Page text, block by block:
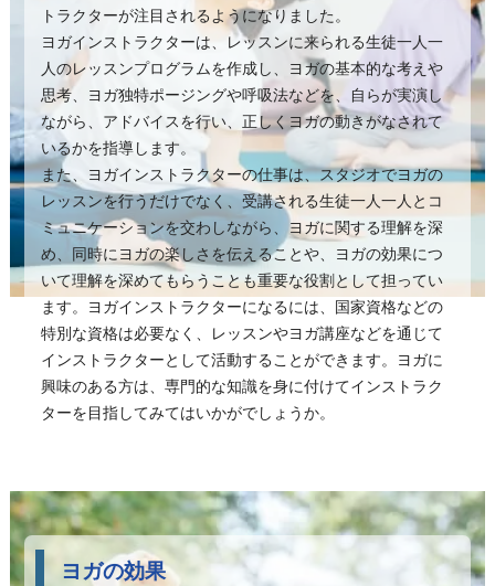
トラクターが注目されるようになりました。
ヨガインストラクターは、レッスンに来られる生徒一人一
人のレッスンプログラムを作成し、ヨガの基本的な考えや
思考、ヨガ独特ポージングや呼吸法などを、自らが実演し
ながら、アドバイスを行い、正しくヨガの動きがなされて
いるかを指導します。
また、ヨガインストラクターの仕事は、スタジオでヨガの
レッスンを行うだけでなく、受講される生徒一人一人とコ
ミュニケーションを交わしながら、ヨガに関する理解を深
め、同時にヨガの楽しさを伝えることや、ヨガの効果につ
いて理解を深めてもらうことも重要な役割として担ってい
ます。ヨガインストラクターになるには、国家資格などの
特別な資格は必要なく、レッスンやヨガ講座などを通じて
インストラクターとして活動することができます。ヨガに
興味のある方は、専門的な知識を身に付けてインストラク
ターを目指してみてはいかがでしょうか。
ヨガの効果